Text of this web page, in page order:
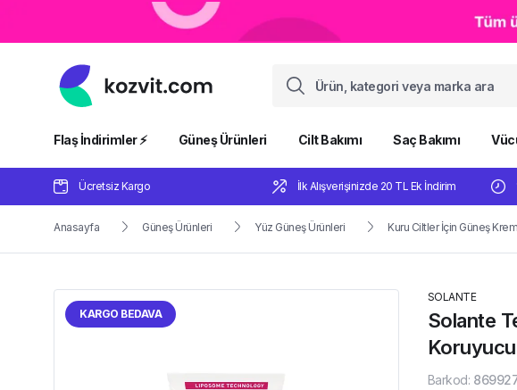
Flaş İndirimler ⚡️ Güneş Ürünleri Cilt Bakımı Saç Bakımı
Ücretsiz Kargo İlk Alışverişinizde 20 TL Ek İndirim
Anasayfa Güneş Ürünleri Yüz Güneş Ürünleri Kuru Ciltler İçin Güneş
KARGO BEDAVA
SOLANTE
Solante
Barkod: